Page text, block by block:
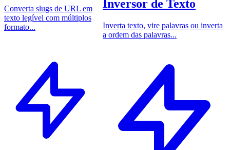
Converta slugs de URL em
texto legível com múltiplos
formato...
Inversor de Texto
Inverta texto, vire palavras ou inverta
a ordem das palavras...